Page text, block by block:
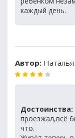
каждый день.
Автор:
Достоинства:
проезжал,всё
что.